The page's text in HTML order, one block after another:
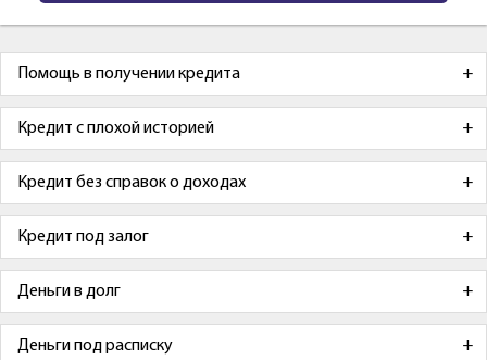
Помощь в получении кредита
Кредит с плохой историей
Кредит без справок о доходах
Кредит под залог
Деньги в долг
Деньги под расписку